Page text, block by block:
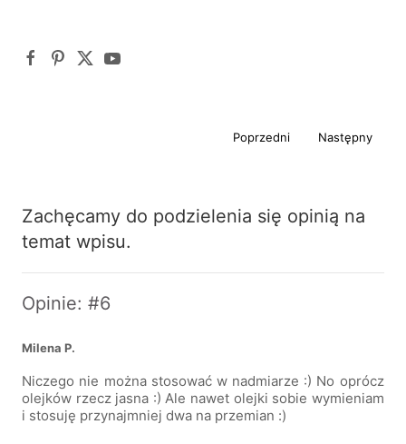
Poprzedni Następny
Zachęcamy do podzielenia się opinią na
temat wpisu.
Opinie: #6
Milena P.
Niczego nie można stosować w nadmiarze :) No oprócz
olejków rzecz jasna :) Ale nawet olejki sobie wymieniam
i stosuję przynajmniej dwa na przemian :)